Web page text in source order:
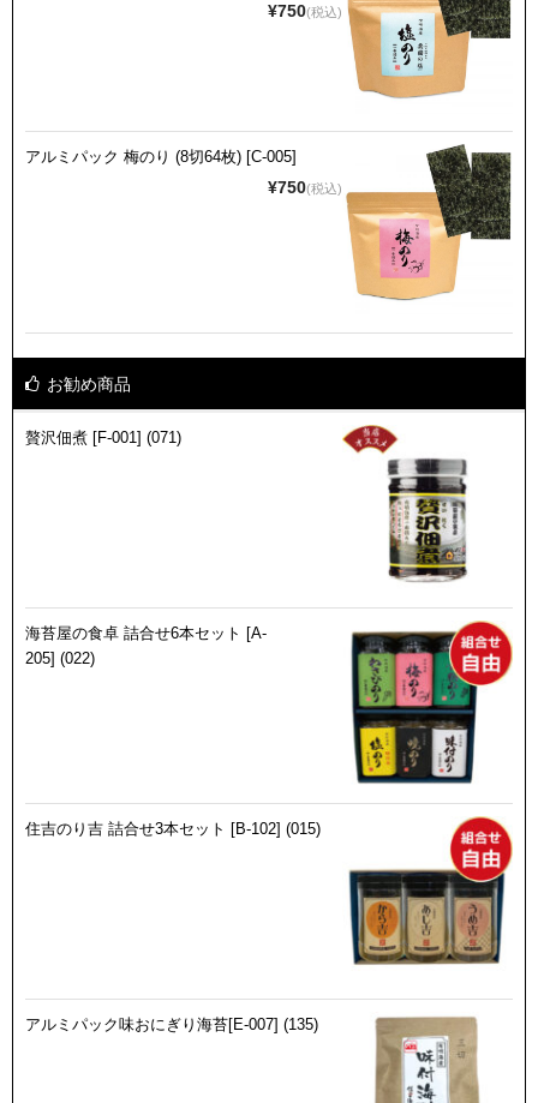
¥750(税込)
アルミパック 梅のり (8切64枚) [C-005]
¥750(税込)
お勧め商品
贅沢佃煮 [F-001] (071)
海苔屋の食卓 詰合せ6本セット [A-
205] (022)
住吉のり吉 詰合せ3本セット [B-102] (015)
アルミパック味おにぎり海苔[E-007] (135)